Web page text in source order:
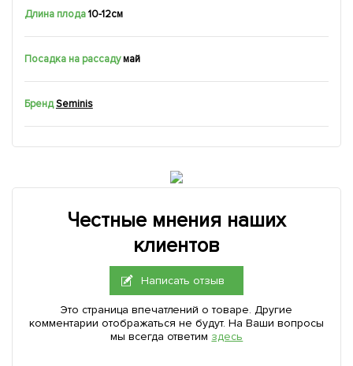
Длина плода10-12см
Посадка на рассаду май
БрендSeminis
Честные мнения наших
клиентов
Написать отзыв
Это страница впечатлений о товаре. Другие
комментарии отображаться не будут. На Ваши вопросы
мы всегда ответим здесь